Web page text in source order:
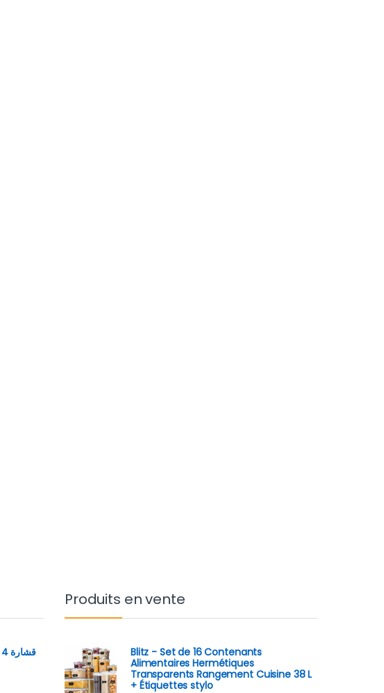
Produits en vente
Blitz - Set de 16 Contenants
Alimentaires Hermétiques
Transparents Rangement Cuisine 38 L
+ Étiquettes stylo